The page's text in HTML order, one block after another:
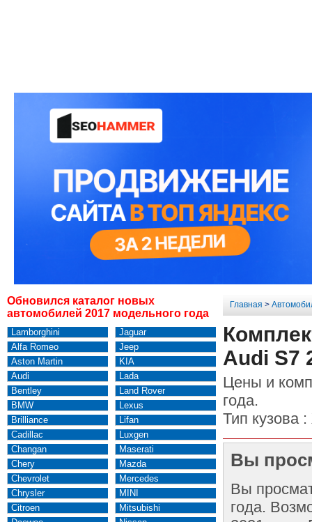
Обновился каталог новых
автомобилей 2017 модельного года
Lamborghini
Alfa Romeo
Aston Martin
Audi
Bentley
BMW
Brilliance
Cadillac
Changan
Chery
Chevrolet
Chrysler
Citroen
Jaguar
Jeep
KIA
Lada
Land Rover
Lexus
Lifan
Luxgen
Maserati
Mazda
Mercedes
MINI
Mitsubishi
Главная >
Audi S7
Цены и
года.
Тип кузова :
Вы
Вы
года.